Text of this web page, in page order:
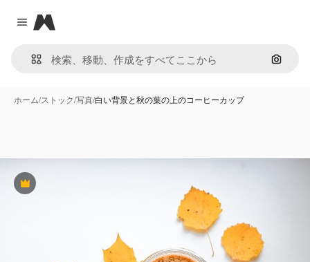
Close menu
Magnific
画像で
ホーム/ストック/写真/白い背景と秋の葉の上のコーヒーカップ
Premium